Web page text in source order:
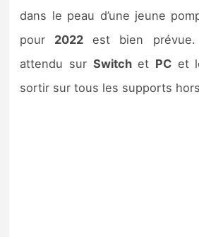
dans le peau d’une jeune
pour 2022 est bien
attendu sur Switchet PCet
sortir sur tous les supports